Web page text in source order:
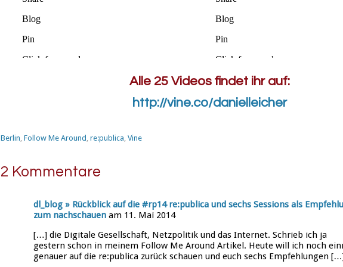
Alle 25 Videos findet ihr auf:
http://vine.co/danielleicher
Berlin, Follow Me Around , re:publica, Vine
2 Kommentare
dl_blog » Rückblick auf die #rp14 re:publica und sechs Sessions als
zum nachschauen am 11. Mai 2014
[…] die Digitale Gesellschaft, Netzpolitik und das Internet. Schrieb ich ja
gestern schon in meinem Follow Me Around Artikel. Heute will ich noch
genauer auf die re:publica zurück schauen und euch sechs Empfehlungen